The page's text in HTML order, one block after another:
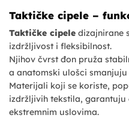
Taktičke cipele –
Taktičke cipele dizajnirane
izdržljivost i fleksibilnost.
Njihov čvrst đon pruža
a anatomski ulošci
Materijali koji se koriste,
izdržljivih tekstila,
ekstremnim uslovima.